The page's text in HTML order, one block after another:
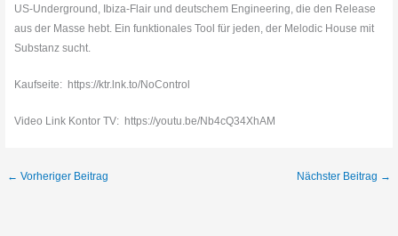
US-Underground, Ibiza-Flair und deutschem Engineering, die den Release
aus der Masse hebt. Ein funktionales Tool für jeden, der Melodic House mit
Substanz sucht.
Kaufseite: https://ktr.lnk.to/NoControl
Video Link Kontor TV: https://youtu.be/Nb4cQ34XhAM
← Vorheriger Beitrag Nächster Beitrag →